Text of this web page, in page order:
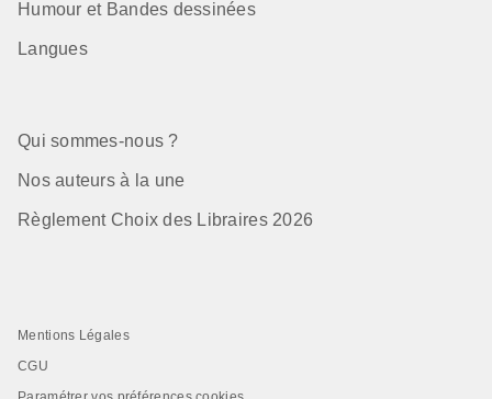
Humour et Bandes dessinées
Langues
Qui sommes-nous ?
Nos auteurs à la une
Règlement Choix des Libraires 2026
Mentions Légales
CGU